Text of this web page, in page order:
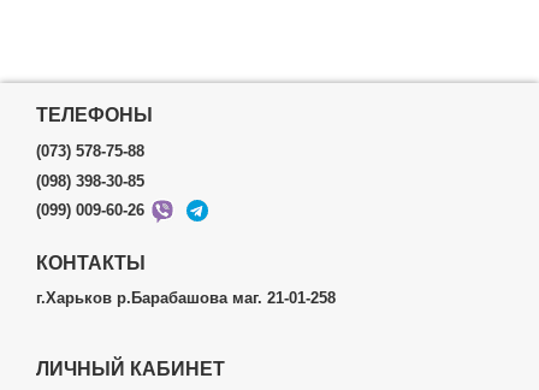
ТЕЛЕФОНЫ
(073) 578-75-88
(098) 398-30-85
(099) 009-60-26
КОНТАКТЫ
г.Харьков р.Барабашова маг. 21-01-258
ЛИЧНЫЙ КАБИНЕТ